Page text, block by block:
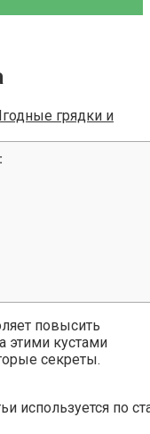
грядки и
повысить
этими кустами
секреты.
используется по